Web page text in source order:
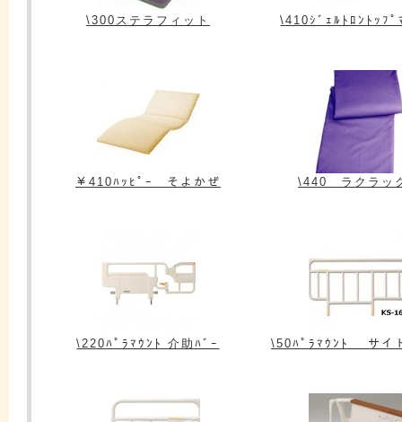
\300ステラフィット \410ｼﾞｪﾙﾄﾛﾝﾄｯﾌﾟ
￥410ﾊｯﾋﾟｰ そよかぜ \440 ラクラッ
\220ﾊﾟﾗﾏｳﾝﾄ 介助ﾊﾞｰ \50ﾊﾟﾗﾏｳﾝﾄ サイ